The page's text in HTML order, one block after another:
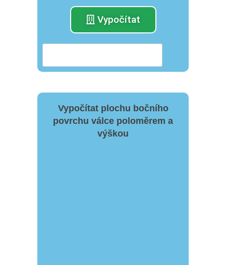
Vypočítat
Vypočítat plochu bočního
povrchu válce poloměrem a
výškou